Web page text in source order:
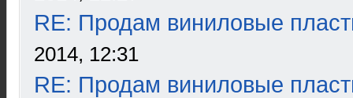
RE: Продам виниловые
2014, 12:31
RE: Продам виниловые